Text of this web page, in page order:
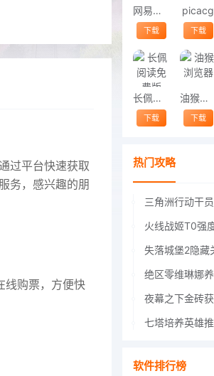
过平台快速获取
务，感兴趣的朋
线购票，方便快
网易灵犀办公
下载
picacg
下载
长佩阅读免费版
下载
油猴浏览器
下载
热门攻略
软件排行榜